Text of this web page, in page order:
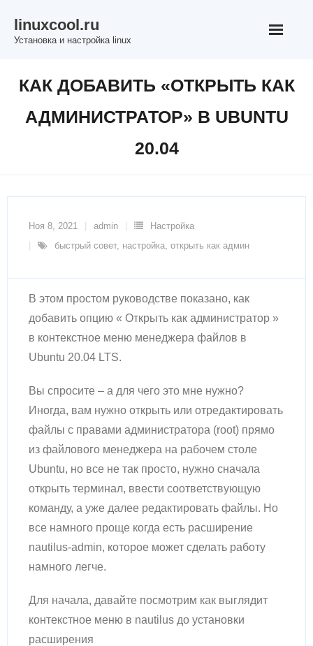
linuxcool.ru
Установка и настройка linux
КАК ДОБАВИТЬ «ОТКРЫТЬ КАК
АДМИНИСТРАТОР» В UBUNTU
20.04
Ноя 8, 2021 admin
Настройка
быстрый совет, настройка, открыть как админ
В этом простом руководстве показано, как
добавить опцию « Открыть как администратор »
в контекстное меню менеджера файлов в
Ubuntu 20.04 LTS.
Вы спросите – а для чего это мне нужно?
Иногда, вам нужно открыть или отредактировать
файлы с правами администратора (root) прямо
из файлового менеджера на рабочем столе
Ubuntu, но все не так просто, нужно сначала
открыть терминал, ввести соответствующую
команду, а уже далее редактировать файлы. Но
все намного проще когда есть расширение
nautilus-admin, которое может сделать работу
намного легче.
Для начала, давайте посмотрим как выглядит
контекстное меню в nautilus до установки
расширения